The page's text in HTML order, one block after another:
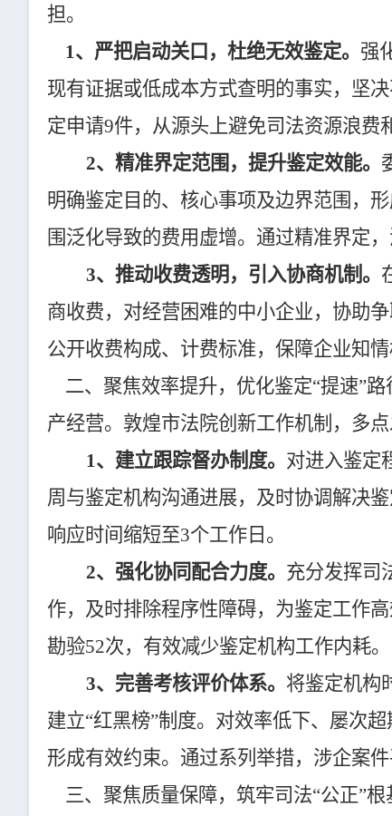
担。
1、严把启动关口，杜绝无效鉴定。 强
现有证据或低成本方式查明的事实，坚
定申请9件，从源头上避免司法资源浪费
2、精准界定范围，提升鉴定效能。
明确鉴定目的、核心事项及边界范围，
围泛化导致的费用虚增。通过精准界定
3、推动收费透明，引入协商机制。
商收费，对经营困难的中小企业，协助
公开收费构成、计费标准，保障企业知
二、聚焦效率提升，优化鉴定“提速”路
产经营。敦煌市法院创新工作机制，多
1、建立跟踪督办制度。 对进入鉴定
周与鉴定机构沟通进展，及时协调解决
响应时间缩短至3个工作日。
2、强化协同配合力度。 充分发挥司
作，及时排除程序性障碍，为鉴定工作
勘验52次，有效减少鉴定机构工作内耗。
3、完善考核评价体系。 将鉴定机构
建立“红黑榜”制度。对效率低下、屡次
形成有效约束。通过系列举措，涉企案件
三、聚焦质量保障，筑牢司法“公正”根